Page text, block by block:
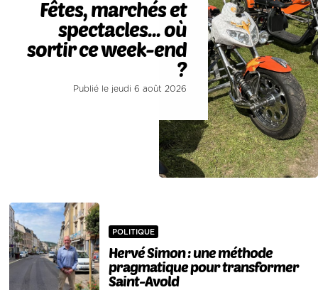
Fêtes, marchés et
spectacles... où
sortir ce week-end
?
Publié le jeudi 6 août 2026
POLITIQUE
Hervé Simon : une méthode
pragmatique pour transformer
Saint-Avold